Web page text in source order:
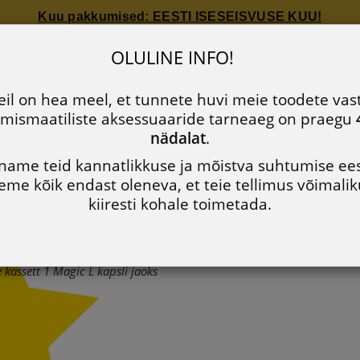
Kuu pakkumised: EESTI ISESEISVUSE KUU!
688 60 90
TOOTED UUDISTOOTED KULD HÕBE MUU
1 Magic L kapsli jaoks
kassett 1 Magic L kapsli
Kuu pakkumised: EESTI ISESEISVUSE KUU!
OLULINE INFO!
on hea meel, et tunnete huvi meie toodete
aksessuaaride tarneaeg on praegu
nädalat.
teid kannatlikkuse ja mõistva suhtumise
kõik endast oleneva, et teie tellimus
kiiresti kohale toimetada.